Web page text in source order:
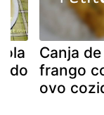
Canja de
frango
ovo